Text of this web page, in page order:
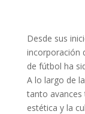
Desde sus
incorporación
de fútbol ha
A lo largo de
tanto
estética y la